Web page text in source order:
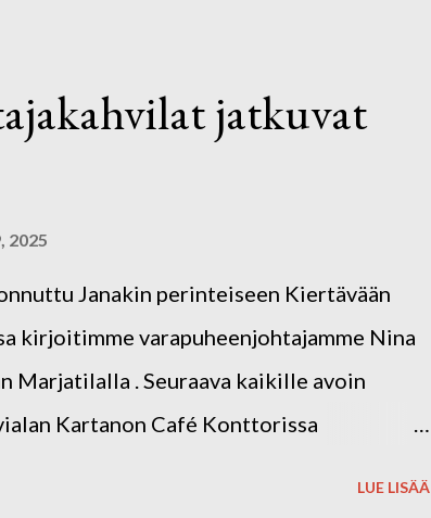
jatkuvat
2025
Janakin perinteiseen Kiertävään
kirjoitimme varapuheenjohtajamme Nina
Marjatilalla . Seuraava kaikille avoin
Kartanon Café Konttorissa
LUE LISÄÄ